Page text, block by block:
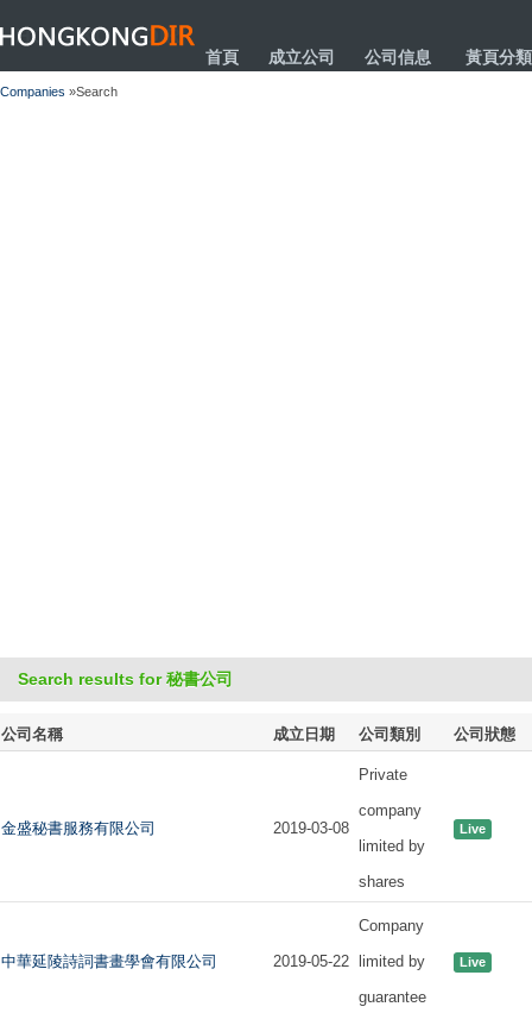
HONGKONGDIR
首頁 成立公司 公司信息 黃頁分類
Companies »Search
Search results for 秘書公司
公司名稱 成立日期 公司類別 公司狀態
金盛秘書服務有限公司 2019-03-08
Private
company
limited by
shares
Live
中華延陵詩詞書畫學會有限公司 2019-05-22
Company
limited by
guarantee
Live